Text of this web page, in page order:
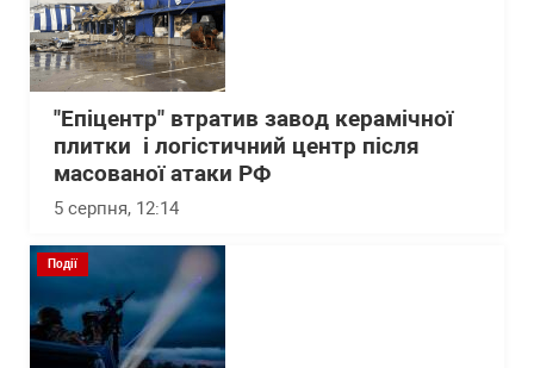
"Епіцентр" втратив завод керамічної
плитки і логістичний центр після
масованої атаки РФ
5 серпня, 12:14
Події